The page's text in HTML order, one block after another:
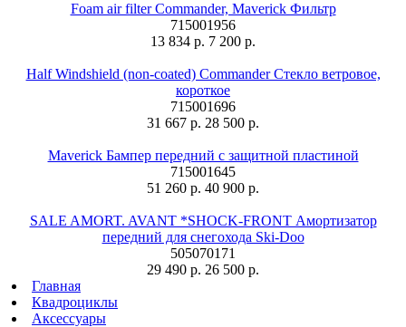
Foam air filter Commander, Maverick Фильтр
715001956
13 834 р. 7 200 р.
Half Windshield (non-coated) Commander Стекло ветровое,
короткое
715001696
31 667 р. 28 500 р.
Maverick Бампер передний с защитной пластиной
715001645
51 260 р. 40 900 р.
SALE AMORT. AVANT *SHOCK-FRONT Амортизатор
передний для снегохода Ski-Doo
505070171
29 490 р. 26 500 р.
Главная
Квадроциклы
Аксессуары